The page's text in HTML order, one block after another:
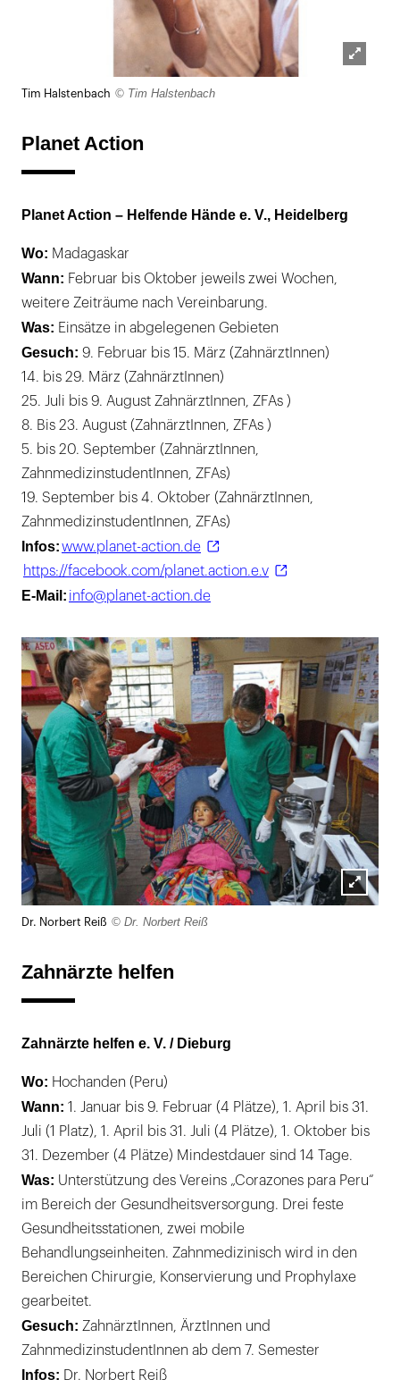
Tim Halstenbach © Tim Halstenbach
Planet Action
Planet Action – Helfende Hände e. V., Heidelberg
Wo: Madagaskar
Wann: Februar bis Oktober jeweils zwei Wochen,
weitere Zeiträume nach Vereinbarung.
Was: Einsätze in abgelegenen Gebieten
Gesuch: 9. Februar bis 15. März (ZahnärztInnen)
14. bis 29. März (ZahnärztInnen)
25. Juli bis 9. August ZahnärztInnen, ZFAs )
8. Bis 23. August (ZahnärztInnen, ZFAs )
5. bis 20. September (ZahnärztInnen,
ZahnmedizinstudentInnen, ZFAs)
19. September bis 4. Oktober (ZahnärztInnen,
ZahnmedizinstudentInnen, ZFAs)
Infos:www.planet-action.de
https://facebook.com/planet.action.e.v
E-Mail: info@planet-action.de
Dr. Norbert Reiß © Dr. Norbert Reiß
Zahnärzte helfen
Zahnärzte helfen e. V. / Dieburg
Wo: Hochanden (Peru)
Wann: 1. Januar bis 9. Februar (4 Plätze), 1. April bis 31.
Juli (1 Platz), 1. April bis 31. Juli (4 Plätze), 1. Oktober bis
31. Dezember (4 Plätze) Mindestdauer sind 14 Tage.
Was: Unterstützung des Vereins „Corazones para Peru“
im Bereich der Gesundheitsversorgung. Drei feste
Gesundheitsstationen, zwei mobile
Behandlungseinheiten. Zahnmedizinisch wird in den
Bereichen Chirurgie, Konservierung und Prophylaxe
gearbeitet.
Gesuch: ZahnärztInnen, ÄrztInnen und
ZahnmedizinstudentInnen ab dem 7. Semester
Infos: Dr. Norbert Reiß